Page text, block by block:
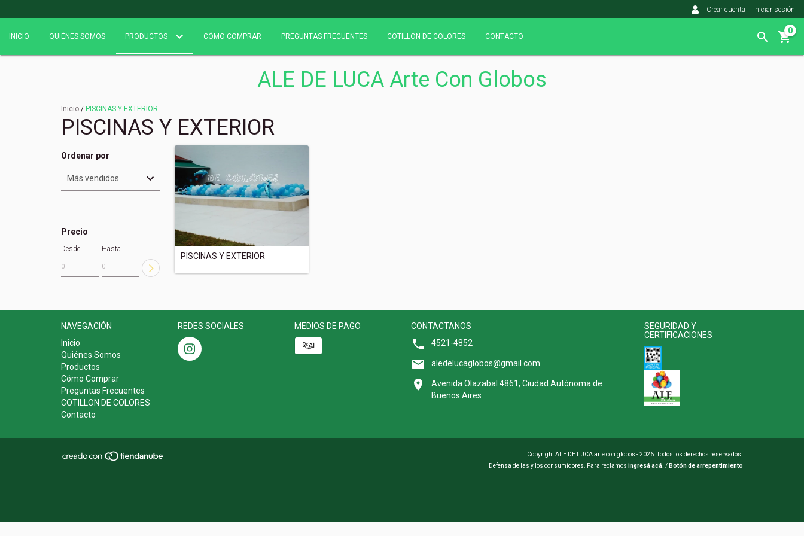
Crear cuenta Iniciar sesión
INICIO QUIÉNES SOMOS PRODUCTOS CÓMO COMPRAR PREGUNTAS FRECUENTES COTILLON DE COLORES CONTACTO
0
ALE DE LUCA Arte Con Globos
Inicio / PISCINAS Y EXTERIOR
PISCINAS Y EXTERIOR
Ordenar por
Precio
Desde Hasta
PISCINAS Y EXTERIOR
NAVEGACIÓN
Inicio
Quiénes Somos
Productos
Cómo Comprar
Preguntas Frecuentes
COTILLON DE COLORES
Contacto
REDES SOCIALES MEDIOS DE PAGO
CONTACTANOS
4521-4852
aledelucaglobos@gmail.com
Avenida Olazabal 4861, Ciudad Autónoma de
Buenos Aires
SEGURIDAD Y
CERTIFICACIONES
Copyright ALE DE LUCA arte con globos - 2026. Todos los derechos reservados.
Defensa de las y los consumidores. Para reclamos ingresá acá. / Botón de arrepentimiento